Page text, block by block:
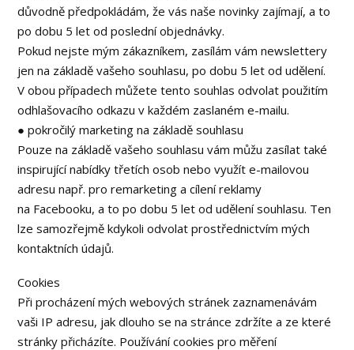
důvodně předpokládám, že vás naše novinky zajímají, a to
po dobu 5 let od poslední objednávky.
Pokud nejste mým zákazníkem, zasílám vám newslettery
jen na základě vašeho souhlasu, po dobu 5 let od udělení.
V obou případech můžete tento souhlas odvolat použitím
odhlašovacího odkazu v každém zaslaném e-mailu.
● pokročilý marketing na základě souhlasu
Pouze na základě vašeho souhlasu vám můžu zasílat také
inspirující nabídky třetích osob nebo využít e-mailovou
adresu např. pro remarketing a cílení reklamy
na Facebooku, a to po dobu 5 let od udělení souhlasu. Ten
lze samozřejmě kdykoli odvolat prostřednictvím mých
kontaktních údajů.
Cookies
Při procházení mých webových stránek zaznamenávám
vaši IP adresu, jak dlouho se na stránce zdržíte a ze které
stránky přicházíte. Používání cookies pro měření